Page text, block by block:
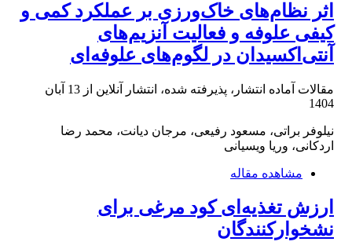
اثر نظام‌های خاک‌ورزی بر عملکرد کمی و
کیفی علوفه و فعالیت آنزیم‌‌های
آنتی‌اکسیدان در لگوم‌های علوفه‌ای
مقالات آماده انتشار، پذیرفته شده، انتشار آنلاین از
13 آبان
1404
نیلوفر براتی، مسعود رفیعی، مرجان دیانت، محمد رضا
اردکانی، وریا ویسیانی
مشاهده مقاله
ارزش تغذیه‌ای کود مرغی برای
نشخوارکنندگان